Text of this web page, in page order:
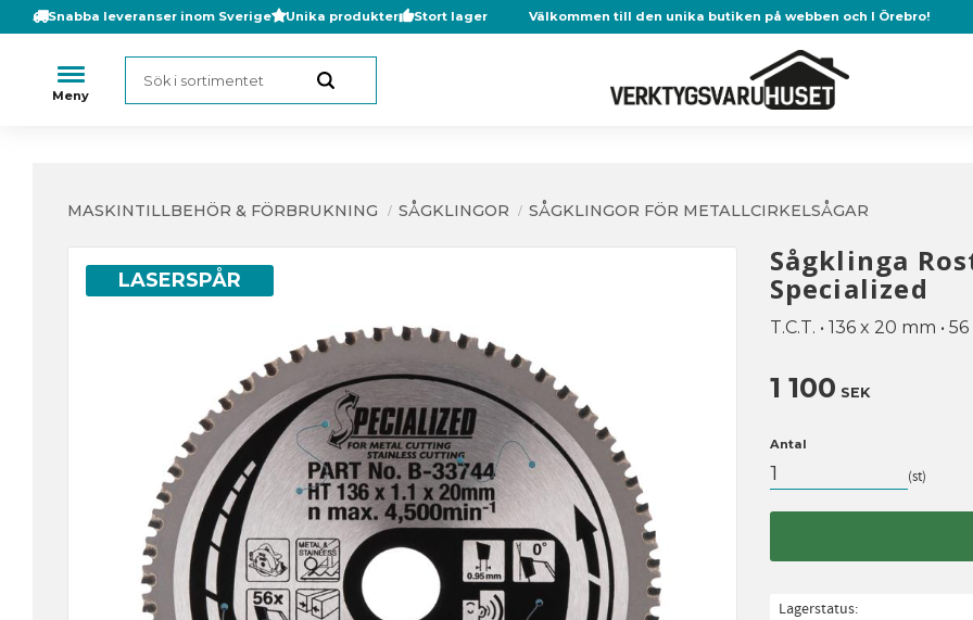
Snabba leveranser inom Sverige Unika produkter Stort lager Välkommen till den unika butiken på webben och I Örebro!
MASKINTILLBEHÖR & FÖRBRUKNING SÅGKLINGOR SÅGKLINGOR FÖR METALLCIRKELSÅGAR
Sågklinga
Specialized
T.C.T. • 136 x 20 mm •
LASERSPÅR
1 100 SEK
Antal
st
Lagerstatus